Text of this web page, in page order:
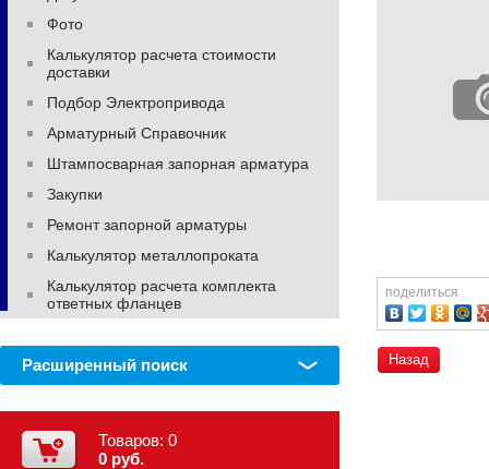
поделиться
Назад
Фото
Калькулятор расчета стоимости
доставки
Подбор Электропривода
Арматурный Справочник
Штампосварная запорная арматура
Закупки
Ремонт запорной арматуры
Калькулятор металлопроката
Калькулятор расчета комплекта
ответных фланцев
Расширенный поиск
Товаров: 0
0 руб.